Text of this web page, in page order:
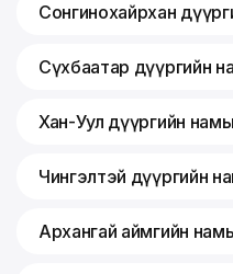
Сонгинохайрхан
Сүхбаатар дүүргийн
Хан-Уул дүүргийн
Чингэлтэй дүүргийн
Архангай аймгийн